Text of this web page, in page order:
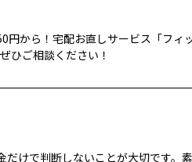
円から！宅配お直しサービス「フィ
ひご相談ください！
けで判断しないことが大切です。